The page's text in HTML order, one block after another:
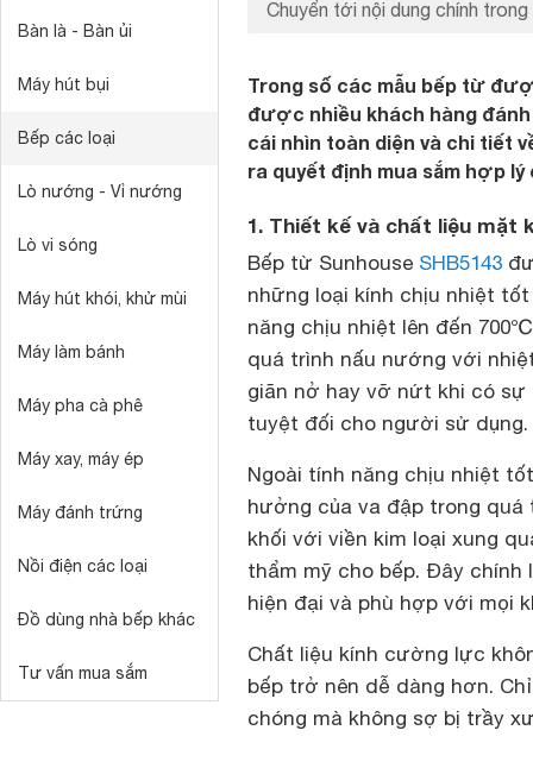
Bàn là - Bàn ủi
Máy hút bụi
Bếp các loại
Lò nướng - Vỉ nướng
Lò vi sóng
Máy hút khói, khử mùi
Máy làm bánh
Máy pha cà phê
Máy xay, máy ép
Máy đánh trứng
Nồi điện các loại
Đồ dùng nhà bếp khác
Tư vấn mua sắm
Chuyển tới nội dung chính trong
Trong số các mẫu bếp từ
được nhiều khách hàng
cái nhìn toàn diện và chi tiết
ra quyết định mua sắm hợp lý
1. Thiết kế và chất liệu mặt
Bếp từ Sunhouse SHB5143
những loại kính chịu nhiệt
năng chịu nhiệt lên đến
quá trình nấu nướng với
giãn nở hay vỡ nứt khi có
tuyệt đối cho người sử dụng.
Ngoài tính năng chịu nhiệt
hưởng của va đập trong
khối với viền kim loại xung
thẩm mỹ cho bếp. Đây chính
hiện đại và phù hợp với mọi
Chất liệu kính cường lực
bếp trở nên dễ dàng hơn.
chóng mà không sợ bị trầy